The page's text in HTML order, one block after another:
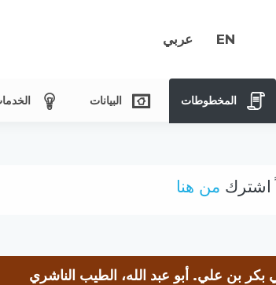
EN عربي
المخطوطات البيانات
اشترك من هنا
بن علي. أبو عبد الله، الطيب الناشري